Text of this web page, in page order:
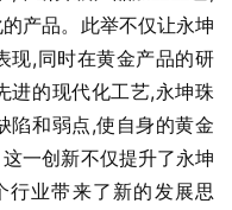
产品。此举不仅让永坤
现,同时在黄金产品的研
进的现代化工艺,永坤珠
陷和弱点,使自身的黄金
一创新不仅提升了永坤
业带来了新的发展思